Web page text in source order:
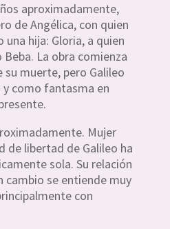
aproximadamente,
de Angélica, con quien
hija: Gloria, a quien
La obra comienza
su muerte, pero Galileo
y como fantasma en
Mujer
de libertad de Galileo ha
sola. Su relación
cambio se entiende muy
con